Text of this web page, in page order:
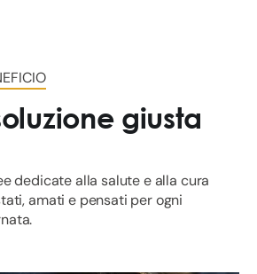
giusta
dedicate alla salute e alla cura
amati e pensati per ogni